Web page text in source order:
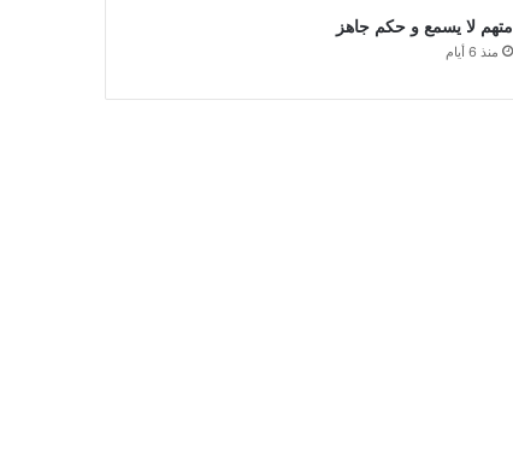
متهم لا يسمع و حكم جاهز
منذ 6 أيام